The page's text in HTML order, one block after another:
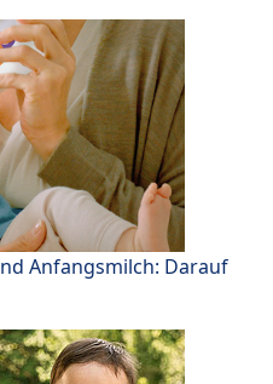
Anfangsmilch: Darauf